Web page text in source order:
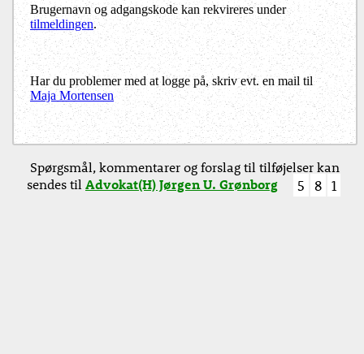
Brugernavn og adgangskode kan rekvireres under
tilmeldingen.
Har du problemer med at logge på, skriv evt. en mail til
Maja Mortensen
Spørgsmål, kommentarer og forslag til tilføjelser kan
sendes tilAdvokat(H) Jørgen U. Grønborg 5 8 1